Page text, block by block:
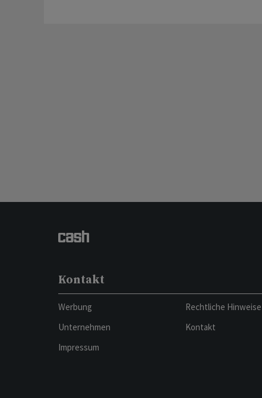
Kontakt
Werbung
Unternehmen
Impressum
Rechtliche Hinweise
Kontakt